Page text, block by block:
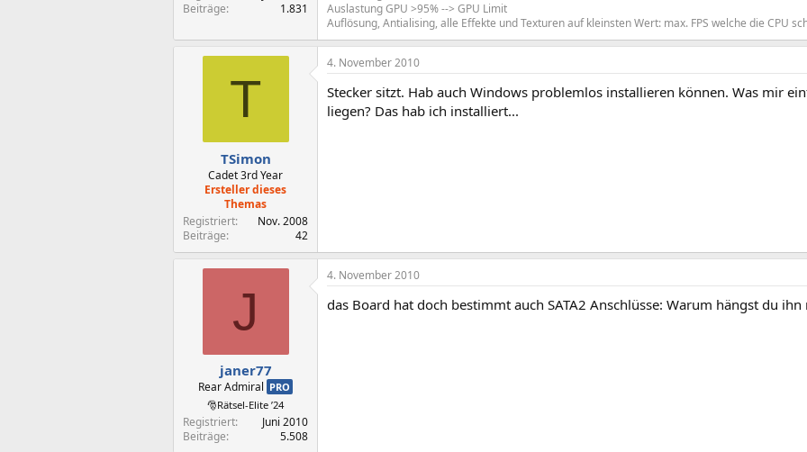
Beiträge
1.831
Auslastung GPU >95% --> GPU Limit
Auflösung, Antialising, alle Effekte und Texturen auf kleinsten Wert: max. FPS welche die CPU
T
TSimon
Cadet 3rd Year
Ersteller dieses
Themas
Registriert
Nov. 2008
Beiträge
42
4. November 2010
Stecker sitzt. Hab auch Windows problemlos installieren können. Was mir
liegen? Das hab ich installiert...
J
janer77
Rear Admiral PRO
🎅Rätsel-Elite ’24
Registriert
Juni 2010
Beiträge
5.508
4. November 2010
das Board hat doch bestimmt auch SATA2 Anschlüsse: Warum hängst du ihn